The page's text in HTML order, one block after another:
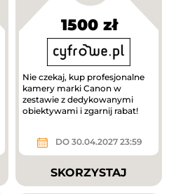
1500 zł
Nie czekaj, kup profesjonalne
kamery marki Canon w
zestawie z dedykowanymi
obiektywami i zgarnij rabat!
DO 30.04.2027 23:59
SKORZYSTAJ